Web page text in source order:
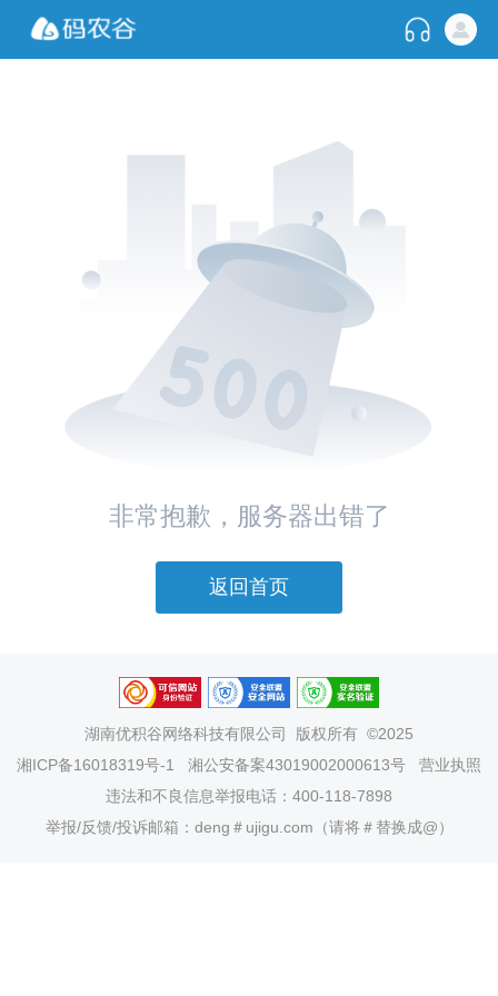
非常抱歉，服务器出错了
返回首页
湖南优积谷网络科技有限公司
版权所有 ©2025
湘ICP备16018319号-1
湘公安备案43019002000613号
营业执照
违法和不良信息举报电话：400-118-7898
举报/反馈/投诉邮箱：deng＃ujigu.com（请将＃替换成@）